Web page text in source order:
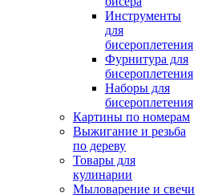
Инструменты
для
бисероплетения
Фурнитура для
бисероплетения
Наборы для
бисероплетения
Картины по номерам
Выжигание и резьба
по дереву
Товары для
кулинарии
Мыловарение и свечи